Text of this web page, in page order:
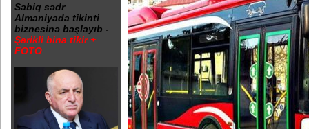
Sabiq sədr
Almaniyada tikinti
biznesinə başlayıb -
Şərikli bina tikir +
FOTO